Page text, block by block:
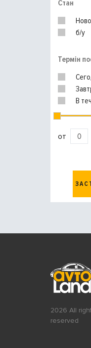
Стан
б/у
Термін
В
от
2026 All
reserved